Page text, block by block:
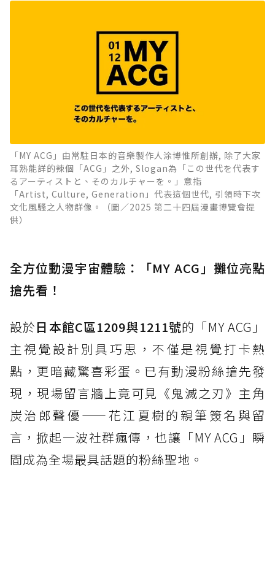
「MY ACG」由常駐日本的音樂製作人涂博惟所創辦, 除了大家
耳熟能詳的辣個「ACG」之外, Slogan為「この世代を代表す
るアーティストと、そのカルチャーを。」意指
「Artist, Culture, Generation」代表這個世代, 引領時下次
文化風騷之人物群像。（圖／2025 第二十四屆漫畫博覽會提
供）
全方位動漫宇宙體驗：「MY ACG」攤位亮點
搶先看！
設於日本館C區1209與1211號的「MY ACG」
主視覺設計別具巧思，不僅是視覺打卡熱
點，更暗藏驚喜彩蛋。已有動漫粉絲搶先發
現，現場留言牆上竟可見《鬼滅之刃》主角
炭治郎聲優——花江夏樹的親筆簽名與留
言，掀起一波社群瘋傳，也讓「MY ACG」瞬
間成為全場最具話題的粉絲聖地。